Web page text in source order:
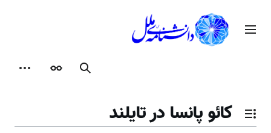
محتوامنوی اصلی
جستجوظاهر
تغییر وضعیت فهرست محتویات
کائو پانسا در تایلند